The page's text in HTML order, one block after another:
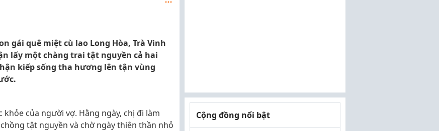
gái quê miệt cù lao Long Hòa, Trà Vinh
lấy một chàng trai tật nguyền cả hai
kiếp sống tha hương lên tận vùng
của người vợ. Hằng ngày, chị đi làm
tật nguyền và chờ ngày thiên thần nhỏ
Cộng đồng nổi bật